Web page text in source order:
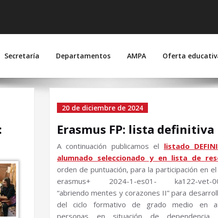
Suárez de Figueroa
Secretaría Departamentos AMPA Oferta
de
20 de diciembre de 2024
Erasmus FP: lista definitiva
A continuación publicamos el listado
alumnado seleccionado y en lista de
orden de puntuación, para la participación en
erasmus+ 2024-1-es01- ka122-vet-
“abriendo mentes y corazones II” para
del ciclo formativo de grado medio en
personas en situación de dependencia